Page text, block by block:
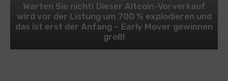
Warten Sie nicht! Dieser Altcoin-Vorverkauf
wird vor der Listung um 700 % explodieren und
das ist erst der Anfang – Early Mover gewinnen
groß!